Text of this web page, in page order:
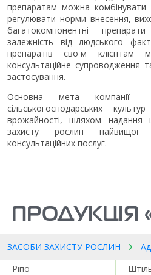
препаратам можна комбінувати
регулювати норми внесення,
багатокомпонентні
залежність від людського
препаратів своїм
консультаційне
застосування.
Основна мета компанії
сільськогосподарських
врожайності, шляхом надання
захисту рослин
консультаційних послуг.
ПРОДУКЦІЯ
ЗАСОБИ ЗАХИСТУ РОСЛИН
Ріпо